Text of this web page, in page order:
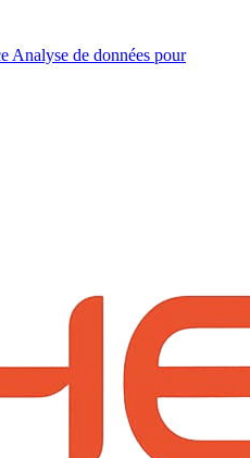
Analyse de données pour